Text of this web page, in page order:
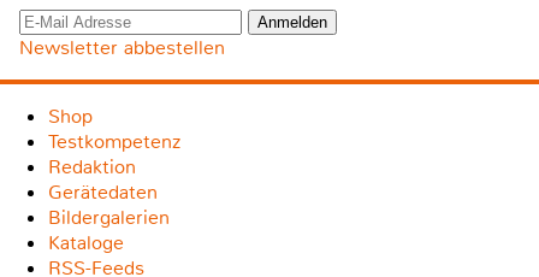
Newsletter abbestellen
Shop
Testkompetenz
Redaktion
Gerätedaten
Bildergalerien
Kataloge
RSS-Feeds